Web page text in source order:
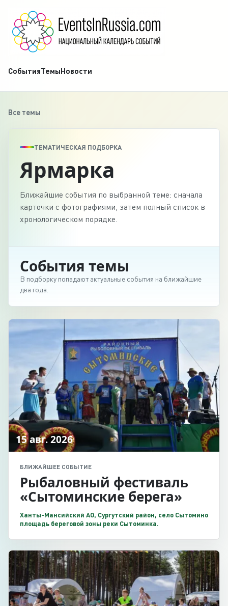
СобытияТемыНовости
Все темы
ТЕМАТИЧЕСКАЯ ПОДБОРКА
Ярмарка
Ближайшие события по выбранной теме: сначала
карточки с фотографиями, затем полный список в
хронологическом порядке.
События темы
В подборку попадают актуальные события на ближайшие
два года.
15 авг. 2026
БЛИЖАЙШЕЕ СОБЫТИЕ
Рыбаловный фестиваль
«Сытоминские берега»
Ханты-Мансийский АО, Сургутский район, село Сытомино
площадь береговой зоны реки Сытоминка.